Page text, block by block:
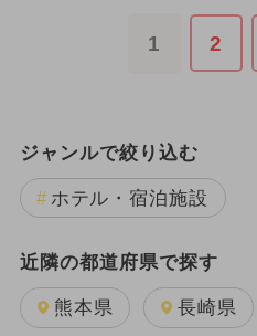
1 2
ジャンルで絞り込む
ホテル・宿泊施設
近隣の都道府県で探す
熊本県 長崎県